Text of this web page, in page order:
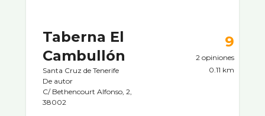
Taberna El
Cambullón
Santa Cruz de Tenerife
De autor
C/ Bethencourt Alfonso, 2,
38002
9
2 opiniones
0.11 km